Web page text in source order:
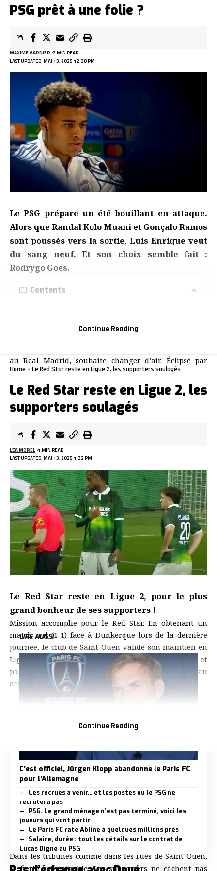
PSG prêt à une folie ?
LAST UPDATED: MAI 13, 2025 12:38 PM
MAXIME GARNIER 2 MIN READ
Le PSG prépare un été bouillant en attaque.
Alors que Randal Kolo Muani et Gonçalo Ramos
sont poussés vers la sortie, Luis Enrique veut
du sang neuf. Et son choix semble fait :
Rodrygo Goes.
Contents
Une attaque de feu en construction
au Real Madrid, souhaite changer d’air. Éclipsé par
Mbappé, Vinicius et Bellingham, l’ancien joueur de
Santos ne se voit plus dans le projet merengue.
- ADVERTISEMENT -
Selon plusieurs sources espagnoles, un accord de
principe aurait déjà été trouvé entre Rodrygo et le PSG.
et 85 millions d’euros, voire 100 millions selon
Fichajes.* Une somme conséquente, mais dans les
cordes du club parisien.
LIRE AUSSI
C’est officiel, Jürgen Klopp abandonne le Paris FC
pour l’Allemagne
Les recrues à venir… et les postes où le PSG ne
recrutera pas
PSG. Le grand ménage n’est pas terminé, voici les
joueurs qui vont partir
Le Paris FC rate Abline à quelques millions près
Salaire, durée : tout les détails sur le contrat de
Lucas Digne au PSG
Continue Reading
Home » Le Red Star reste en Ligue 2, les supporters soulagés
Le Red Star reste en Ligue 2, les
supporters soulagés
LAST UPDATED: MAI 13, 2025 1:32 PM
LEA MOREL 1 MIN READ
Le Red Star reste en Ligue 2, pour le plus
grand bonheur de ses supporters !
Mission accomplie pour le Red Star. En obtenant un
match nul (1-1) face à Dunkerque lors de la dernière
journée, le club de Saint-Ouen valide son maintien en
Ligue 2. Une issue qui soulage tout un peuple, fidèle et
passionné, qui voit son club poursuivre l’aventure au
deuxième échelon du football français.
- ADVERTISEMENT -
Dans les tribunes comme dans les rues de Saint-Ouen,
la fierté est palpable. Les supporters ne cachent pas
Continue Reading